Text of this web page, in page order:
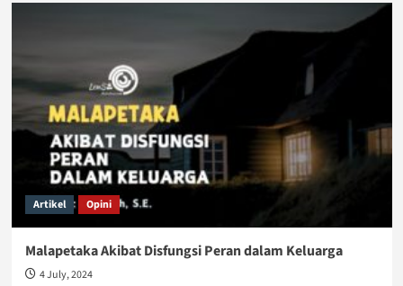
Artikel Opini
Malapetaka Akibat Disfungsi Peran dalam Keluarga
4 July, 2024